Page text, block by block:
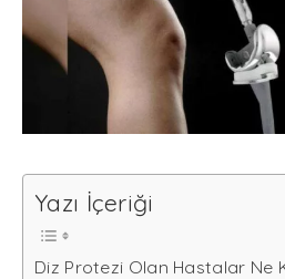
Yazı İçeriği
Diz Protezi Olan Hastalar Ne